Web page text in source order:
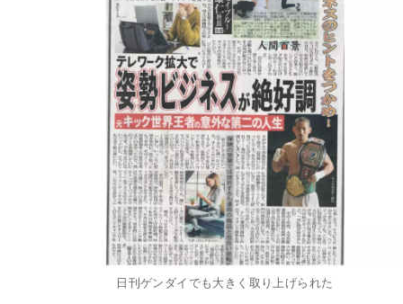
日刊ゲンダイでも大きく取り上げられた